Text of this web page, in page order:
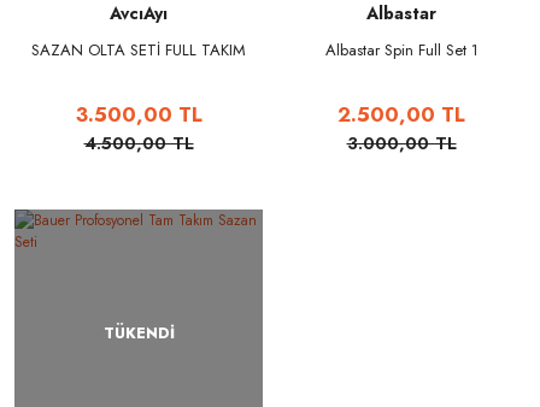
AvcıAyı
SAZAN OLTA SETİ FULL TAKIM
3.500,00 TL
4.500,00 TL
Albastar
Albastar Spin Full Set 1
2.500,00 TL
3.000,00 TL
TÜKENDİ